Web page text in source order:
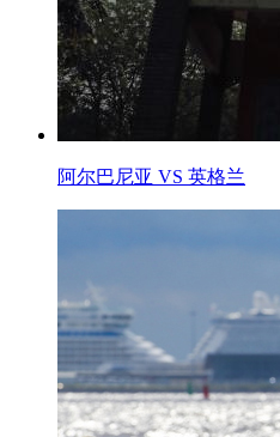
阿尔巴尼亚 VS 英格兰